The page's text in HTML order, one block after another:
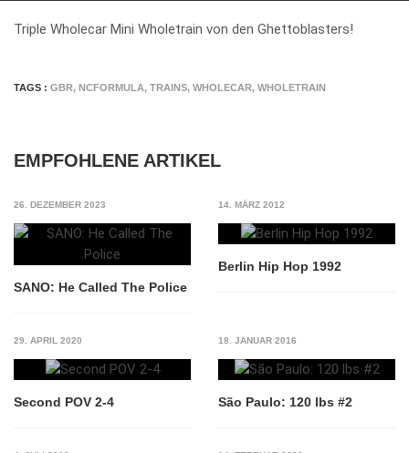
Triple Wholecar Mini Wholetrain von den Ghettoblasters!
TAGS : GBR, NCFORMULA, TRAINS, WHOLECAR, WHOLETRAIN
EMPFOHLENE ARTIKEL
26. DEZEMBER 2023
SANO: He Called The Police
14. MÄRZ 2012
Berlin Hip Hop 1992
29. APRIL 2020
Second POV 2-4
18. JANUAR 2016
São Paulo: 120 lbs #2